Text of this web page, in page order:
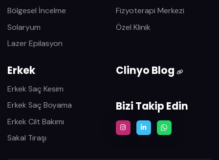
Bölgesel İncelme
Solaryum
Lazer Epilasyon
Fizyoterapi Merkezi
Özel Klinik
Erkek
Erkek Saç Kesim
Erkek Saç Boyama
Erkek Cilt Bakımı
Sakal Tıraşı
Clinyo Blog
Bizi Takip Edin